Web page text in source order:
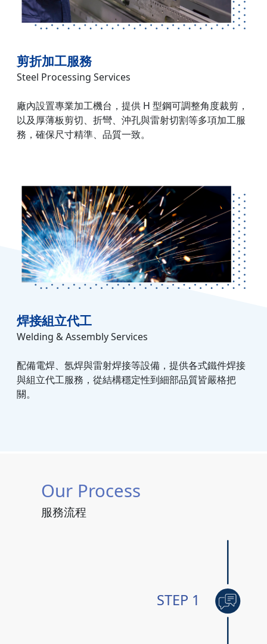
剪折加工服務
Steel Processing Services
廠內設置專業加工機台，提供 H 型鋼可調整角度裁剪，
以及厚薄板剪切、折彎、沖孔與雷射切割等多項加工服
務，確保尺寸精準、品質一致。
焊接組立代工
Welding & Assembly Services
配備電焊、氬焊與雷射焊接等設備，提供各式鐵件焊接
與組立代工服務，從結構穩定性到細部品質皆嚴格把
關。
Our Process
服務流程
STEP 1